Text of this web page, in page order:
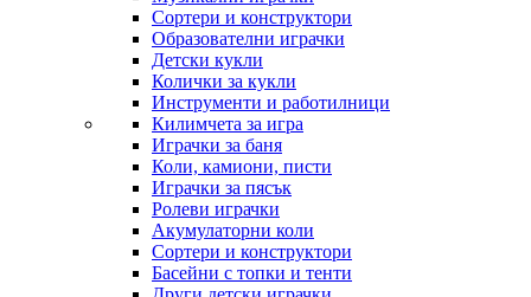
Сортери и конструктори
Образователни играчки
Детски кукли
Колички за кукли
Инструменти и работилници
Килимчета за игра
Играчки за баня
Коли, камиони, писти
Играчки за пясък
Ролеви играчки
Акумулаторни коли
Сортери и конструктори
Басейни с топки и тенти